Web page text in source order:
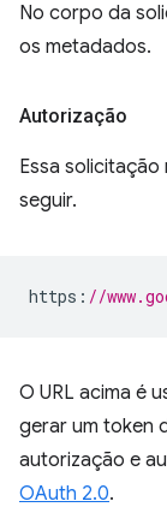
No corpo da
os metadados.
Autorização
Essa
seguir.
https : //
O URL acima é
gerar um token
autorização e
OAuth 2.0.